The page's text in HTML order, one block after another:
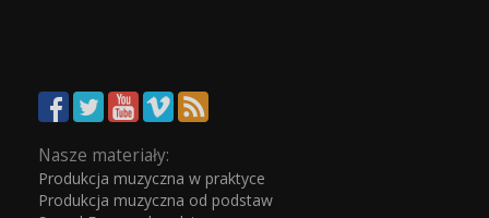
Nasze materiały:
Produkcja muzyczna w praktyce
Produkcja muzyczna od podstaw